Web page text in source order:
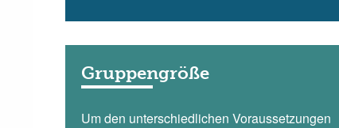
Gruppengröße
Um den unterschiedlichen Voraussetzungen